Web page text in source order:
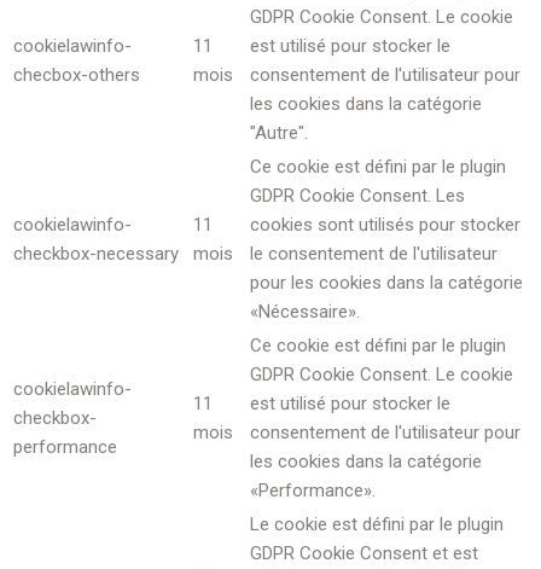
cookielawinfo-
checbox-others
11
mois
GDPR Cookie Consent. Le cookie
est utilisé pour stocker le
consentement de l'utilisateur pour
les cookies dans la catégorie
"Autre".
cookielawinfo-
checkbox-necessary
11
mois
Ce cookie est défini par le plugin
GDPR Cookie Consent. Les
cookies sont utilisés pour stocker
le consentement de l'utilisateur
pour les cookies dans la catégorie
«Nécessaire».
cookielawinfo-
checkbox-
performance
11
mois
Ce cookie est défini par le plugin
GDPR Cookie Consent. Le cookie
est utilisé pour stocker le
consentement de l'utilisateur pour
les cookies dans la catégorie
«Performance».
Le cookie est défini par le plugin
GDPR Cookie Consent et est